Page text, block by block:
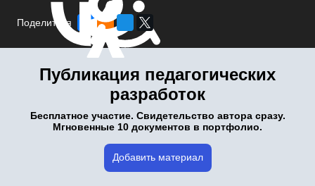
Поделиться
Публикация педагогических
разработок
Бесплатное участие. Свидетельство автора сразу.
Мгновенные 10 документов в портфолио.
Добавить материал